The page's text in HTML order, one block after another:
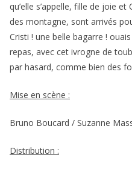
qu’elle s’appelle, fille de joie
des montagne, sont arrivés
Cristi ! une belle bagarre !
repas, avec cet ivrogne de
par hasard, comme bien des
Mise en scène :
Bruno Boucard / Suzanne
Distribution :